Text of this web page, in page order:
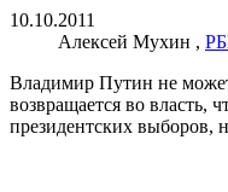
10.10.2011
Алексей Мухин ,
Владимир Путин не
возвращается во власть,
президентских выборов,